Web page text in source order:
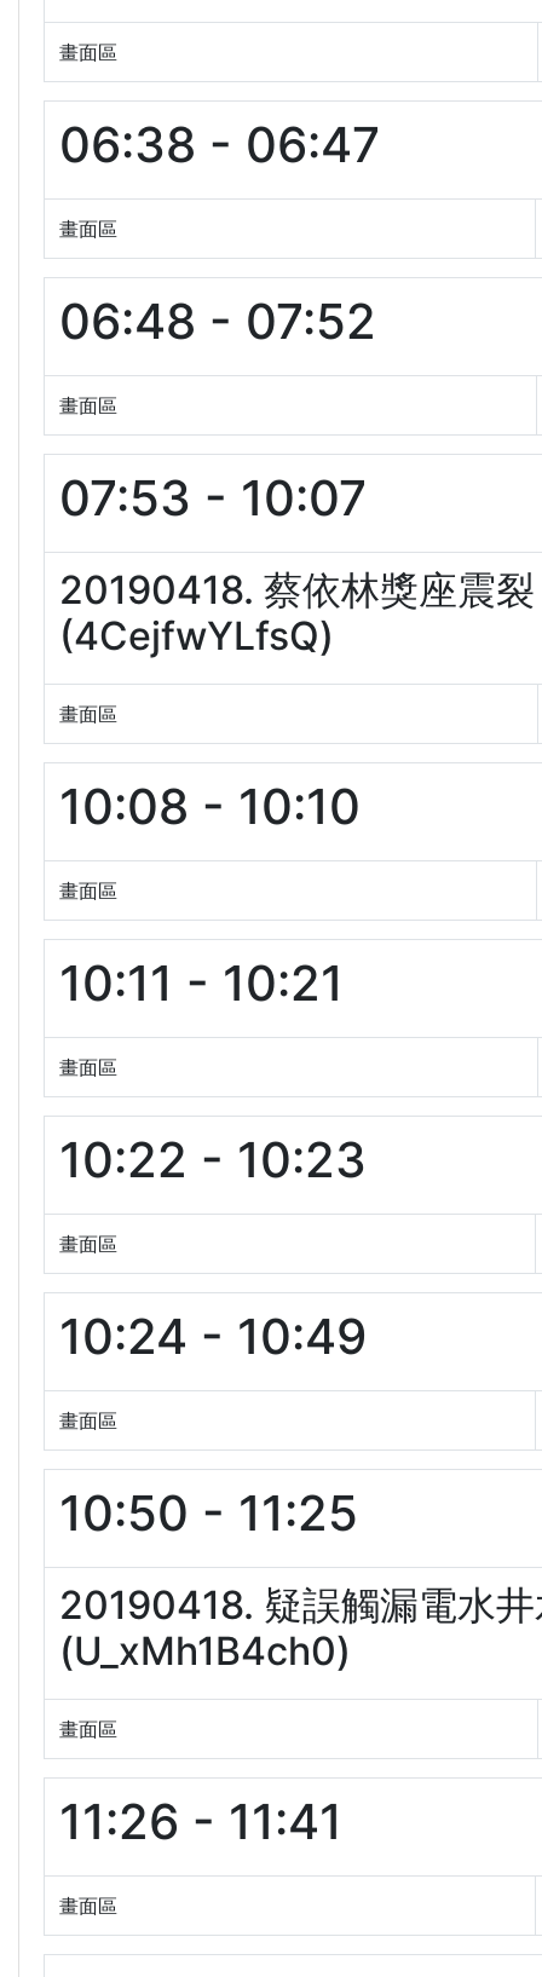
畫面區
06:38 - 06:47
畫面區
06:48 - 07:52
畫面區
07:53 - 10:07
20190418. 蔡依林獎座震
(4CejfwYLfsQ)
畫面區
10:08 - 10:10
畫面區
10:11 - 10:21
畫面區
10:22 - 10:23
畫面區
10:24 - 10:49
畫面區
10:50 - 11:25
20190418. 疑誤觸漏電水
(U_xMh1B4ch0)
畫面區
11:26 - 11:41
畫面區